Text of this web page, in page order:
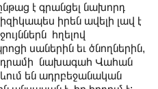
է գրանցել նախորդ
իրեն ավելի լավ է
հղելով
սաներին եւ ծնողներին,
նախագահ Վահան
են ադրբեջանական